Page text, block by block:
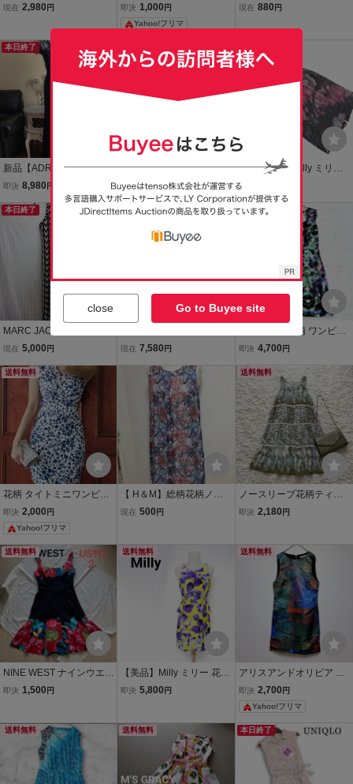
ィース● 着心地抜群 20代
美品 長袖
ベージュ
現在 2,980 円
ス ミニスカート タイトド
レス チューブトップ ミニ
ワンピ コスチューム コス
即決 1,000 円
Yahoo!フリマ
美尻 ダブルファスナー ミ
ディコン 勝負デート キャ
4
現在 880 円
本日終了
新品【ADRIANNA PAPEL
L】スパン刺繍トリム/美
ライン/黒ストレッチ/イブ
ニングドレス （US・２／
９号S）#156
即決 8,980 円
【TADASHI SHOJI/タダシ
ショージ】ペパーミント
刺繍ネットレース/ピンタ
ックトリム/Ａラインフレ
S・２/９号Ｓ）#123
即決 10,980円
ネコポスOK Milly ミリー
シルク100% 総柄 ノース
リーブ Iライン ワンピース
size2/黒 ■◆ ☆ ggc4 レデ
現在
本日終了
MARC JACOBS マーク
ジェイコブス モノグラ
ジュ 総柄デザイン タイト
ニット ノースリーブ パー
ティー ドレス06302
現在 5,000 円
本日終了
キコオガワ ノースリーブ
ひざ丈 フラワーレース 花
柄 総柄 38 M アッシュグ
リーン 春夏
現在 7,580 円
送料無料
新品MILLY 総柄 ワンピー
ス ノースリーブドレス タ
A
即決 4,700 円
送料無料
花柄 タイトミニワンピー
ス ネイビー×ホワイト ノ
ースリーブM
即決 2,000 円
Yahoo!フリマ
【 H＆M】総柄花柄ノー
スリーブワンピース・Sサ
現在 500 円
送料無料
ノースリーブ花柄ティア
ードロングワンピース
即決 2,180 円
送料無料
NINE WEST ナインウエス
ト ドレス ワンピース 黒
ス 夏ワンピ パーティー コ
ットンワンピ
即決 1,500 円
送料無料
【美品】Milly ミリー 花柄
ペプラム ノースリーブワ
即決 5,800 円
送料無料
アリスアンドオリビア 総
柄 ワンピース ノースリー
ブ M 混色 パーティー
即決 2,700 円
Yahoo!フリマ
送料無料 送料無料 本日終了
close Go to Buyee site